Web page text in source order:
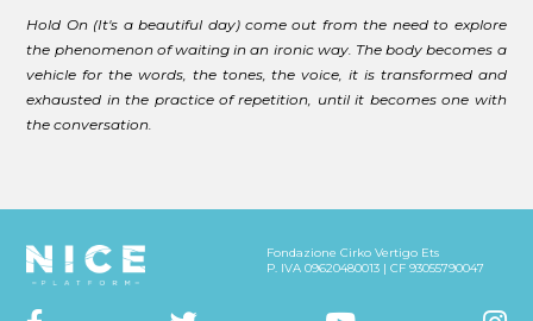
Hold On (It's a beautiful day) come out from the need to explore
the phenomenon of waiting in an ironic way. The body becomes a
vehicle for the words, the tones, the voice, it is transformed and
exhausted in the practice of repetition, until it becomes one with
the conversation.
Fondazione Cirko Vertigo Ets
P. IVA 09620480013 | CF 93055790047